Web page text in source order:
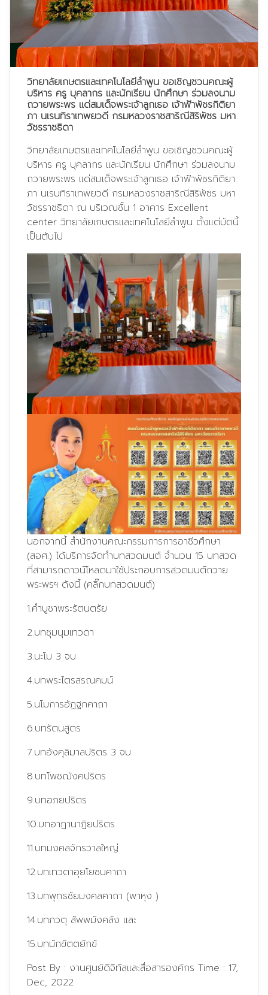
วิทยาลัยเกษตรและเทคโนโลยีลำพูน ขอเชิญชวนคณะผู้
บริหาร ครู บุคลากร และนักเรียน นักศึกษา ร่วมลงนาม
ถวายพระพร แด่สมเด็จพระเจ้าลูกเธอ เจ้าฟ้าพัชรกิติยา
ภา นเรนทิราเทพยวดี กรมหลวงราชสาริณีสิริพัชร มหา
วัชรราชธิดา
วิทยาลัยเกษตรและเทคโนโลยีลำพูน ขอเชิญชวนคณะผู้
บริหาร ครู บุคลากร และนักเรียน นักศึกษา ร่วมลงนาม
ถวายพระพร แด่สมเด็จพระเจ้าลูกเธอ เจ้าฟ้าพัชรกิติยา
ภา นเรนทิราเทพยวดี กรมหลวงราชสาริณีสิริพัชร มหา
วัชรราชธิดา ณ บริเวณชั้น 1 อาคาร Excellent
center วิทยาลัยเกษตรและเทคโนโลยีลำพูน ตั้งแต่บัดนี้
เป็นต้นไป
นอกจากนี้ สำนักงานคณะกรรมการการอาชีวศึกษา
(สอศ.) ได้บริการจัดทำบทสวดมนต์ จำนวน 15 บทสวด
ที่สามารถดาวน์โหลดมาใช้ประกอบการสวดมนต์ถวาย
พระพรฯ ดังนี้ (คลิ๊กบทสวดมนต์)
1.คำบูชาพระรัตนตรัย
2.บทชุมนุมเทวดา
3.นะโม 3 จบ
4.บทพระไตรสรณคมน์
5.นโมการอัฏฐกคาถา
6.บทรัตนสูตร
7.บทอังคุลิมาลปริตร 3 จบ
8.บทโพชฌังคปริตร
9.บทอภยปริตร
10.บทอาฏานาฏิยปริตร
11.บทมงคลจักรวาลใหญ่
12.บทเทวตาอุยโยชนคาถา
13.บทพุทธชัยมงคลคาถา (พาหุง )
14.บทภวตุ สัพพมังคลัง และ
15.บทนักขัตตยักข์
Post By : งานศูนย์ดิจิทัลและสื่อสารองค์กร Time : 17,
Dec, 2022